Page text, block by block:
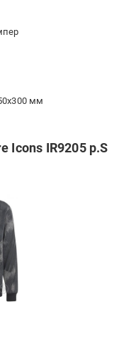
мм
Icons IR9205 р.S